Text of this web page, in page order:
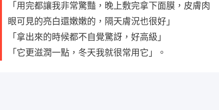
「用完都讓我非常驚豔，晚上敷完拿下面膜，皮膚肉
眼可見的亮白還嫩嫩的，隔天膚況也很好」
「拿出來的時候都不自覺驚訝，好高級」
「它更滋潤一點，冬天我就很常用它」。